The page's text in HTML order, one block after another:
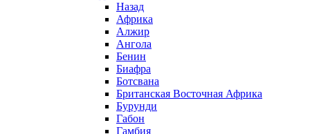
Назад
Африка
Алжир
Ангола
Бенин
Биафра
Ботсвана
Британская Восточная Африка
Бурунди
Габон
Гамбия